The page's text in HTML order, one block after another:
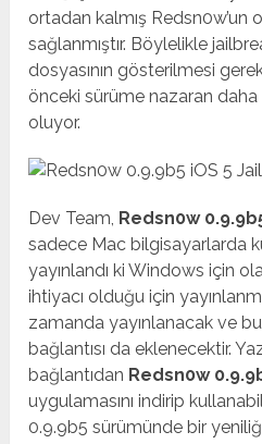
ortadan kalmış Redsn0w’un
sağlanmıştır. Böylelikle
dosyasının gösterilmesi
önceki sürüme nazaran
oluyor.
Dev Team, Redsn0w
sadece Mac bilgisayarlarda
yayınlandı ki Windows için
ihtiyacı olduğu için
zamanda yayınlanacak ve
bağlantısı da eklenecektir.
bağlantıdan Redsn0w
uygulamasını indirip
0.9.9b5 sürümünde bir